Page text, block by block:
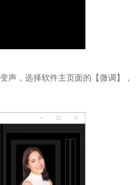
声，选择软件主页面的【微调】，